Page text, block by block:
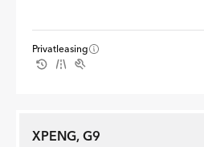
Privatleasing
XPENG, G9